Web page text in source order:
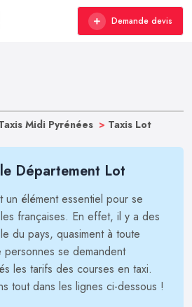
Demande devis
Midi Pyrénées > Taxis Lot
Département Lot
un élément essentiel pour se
françaises. En effet, il y a des
du pays, quasiment à toute
se demandent
les tarifs des courses en taxi.
tout dans les lignes ci-dessous !